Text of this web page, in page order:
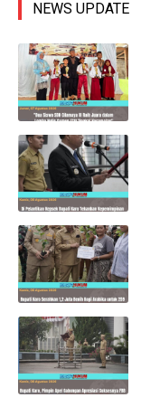
NEWS UPDATE